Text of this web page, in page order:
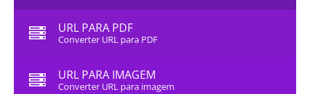
URL PARA PDF
Converter URL para PDF
URL PARA IMAGEM
Converter URL para imagem